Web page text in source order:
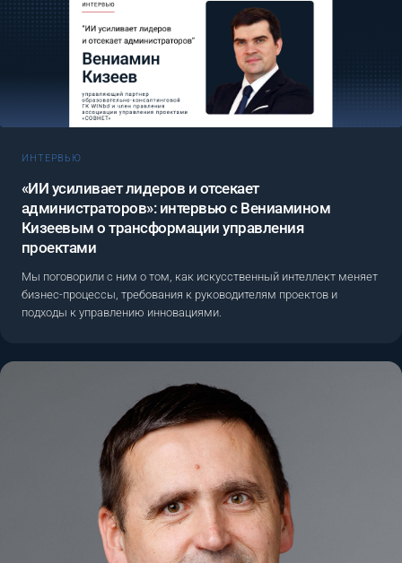
ИНТЕРВЬЮ
«ИИ усиливает лидеров и отсекает
администраторов»: интервью с Вениамином
Кизеевым о трансформации управления
проектами
Мы поговорили с ним о том, как искусственный интеллект меняет
бизнес-процессы, требования к руководителям проектов и
подходы к управлению инновациями.